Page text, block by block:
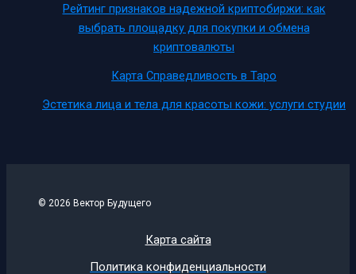
Рейтинг признаков надежной криптобиржи: как
выбрать площадку для покупки и обмена
криптовалюты
Карта Справедливость в Таро
Эстетика лица и тела для красоты кожи: услуги студии
© 2026 Вектор Будущего
Карта сайта
Политика конфиденциальности